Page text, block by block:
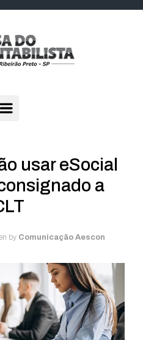
usar eSocial
a
by Comunicação Aescon